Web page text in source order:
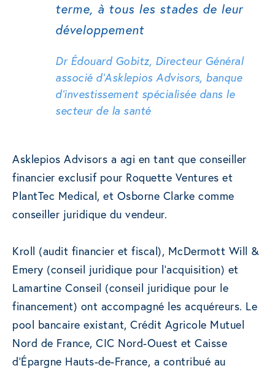
terme, à tous les stades de leur
développement
Dr Édouard Gobitz, Directeur Général
associé d’Asklepios Advisors, banque
d’investissement spécialisée dans le
secteur de la santé
Asklepios Advisors a agi en tant que conseiller
financier exclusif pour Roquette Ventures et
PlantTec Medical, et Osborne Clarke comme
conseiller juridique du vendeur.
Kroll (audit financier et fiscal), McDermott Will &
Emery (conseil juridique pour l’acquisition) et
Lamartine Conseil (conseil juridique pour le
financement) ont accompagné les acquéreurs. Le
pool bancaire existant, Crédit Agricole Mutuel
Nord de France, CIC Nord-Ouest et Caisse
d’Épargne Hauts-de-France, a contribué au